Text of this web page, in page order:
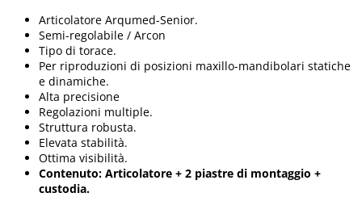
Articolatore Arqumed-Senior.
Semi-regolabile / Arcon
Tipo di torace.
Per riproduzioni di posizioni maxillo-mandibolari statiche
e dinamiche.
Alta precisione
Regolazioni multiple.
Struttura robusta.
Elevata stabilità.
Ottima visibilità.
Contenuto: Articolatore + 2 piastre di montaggio +
custodia.